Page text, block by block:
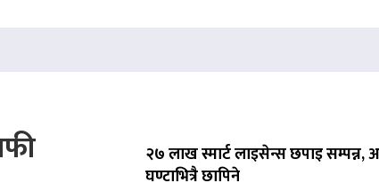
२७ लाख स्मार्ट लाइसेन्स छपाइ सम्पन्न,
घण्टाभित्रै छापिने